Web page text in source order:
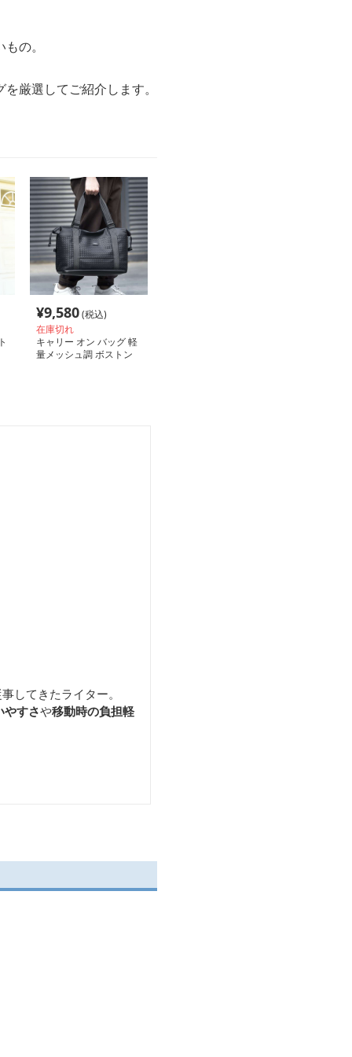
の。
厳選してご紹介します。
¥9,580(税込)
在庫切れ
キャリー オン バッグ 軽
量メッシュ調 ボストン
してきたライター。
やすさや移動時の負担軽